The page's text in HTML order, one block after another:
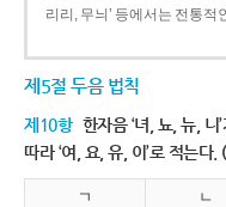
리리, 무늬’ 등에서는 전통적
제5절 두음 법칙
제10항 한자음 ‘녀, 뇨, 뉴, 니
따라 ‘여, 요, 유, 이’로 적는다
ㄱ ㄴ